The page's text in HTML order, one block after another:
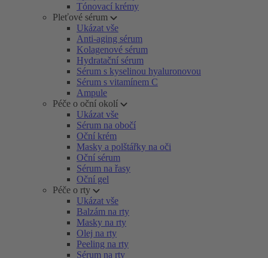
Tónovací krémy
Pleťové sérum
Ukázat vše
Anti-aging sérum
Kolagenové sérum
Hydratační sérum
Sérum s kyselinou hyaluronovou
Sérum s vitamínem C
Ampule
Péče o oční okolí
Ukázat vše
Sérum na obočí
Oční krém
Masky a polštářky na oči
Oční sérum
Sérum na řasy
Oční gel
Péče o rty
Ukázat vše
Balzám na rty
Masky na rty
Olej na rty
Peeling na rty
Sérum na rty